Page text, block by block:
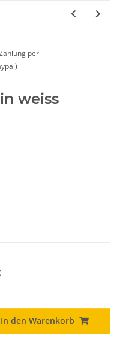
per
weiss
In den Warenkorb